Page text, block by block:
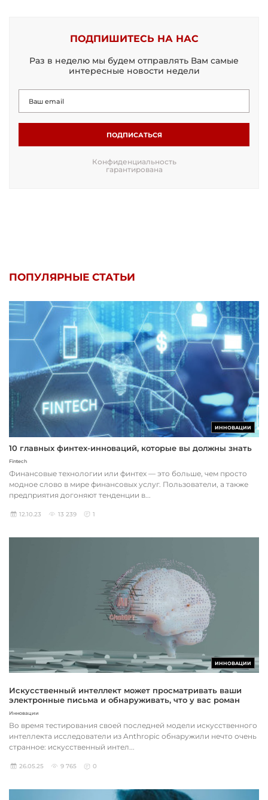
ПОДПИШИТЕСЬ НА НАС
Раз в неделю мы будем отправлять Вам самые
интересные новости недели
ПОДПИСАТЬСЯ
Конфиденциальность
гарантирована
ПОПУЛЯРНЫЕ СТАТЬИ
ИННОВАЦИИ
10 главных финтех-инноваций, которые вы должны знать
Fintech
Финансовые технологии или финтех — это больше, чем просто
модное слово в мире финансовых услуг. Пользователи, а также
предприятия догоняют тенденции в...
12.10.23 13 239 1
ИННОВАЦИИ
Искусственный интеллект может просматривать ваши
электронные письма и обнаруживать, что у вас роман
Инновации
Во время тестирования своей последней модели искусственного
интеллекта исследователи из Anthropic обнаружили нечто очень
странное: искусственный интел...
26.05.25 9 765 0